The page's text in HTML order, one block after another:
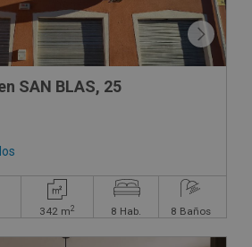
SAN BLAS, 25
342 m2 8 Hab. 8 Baños